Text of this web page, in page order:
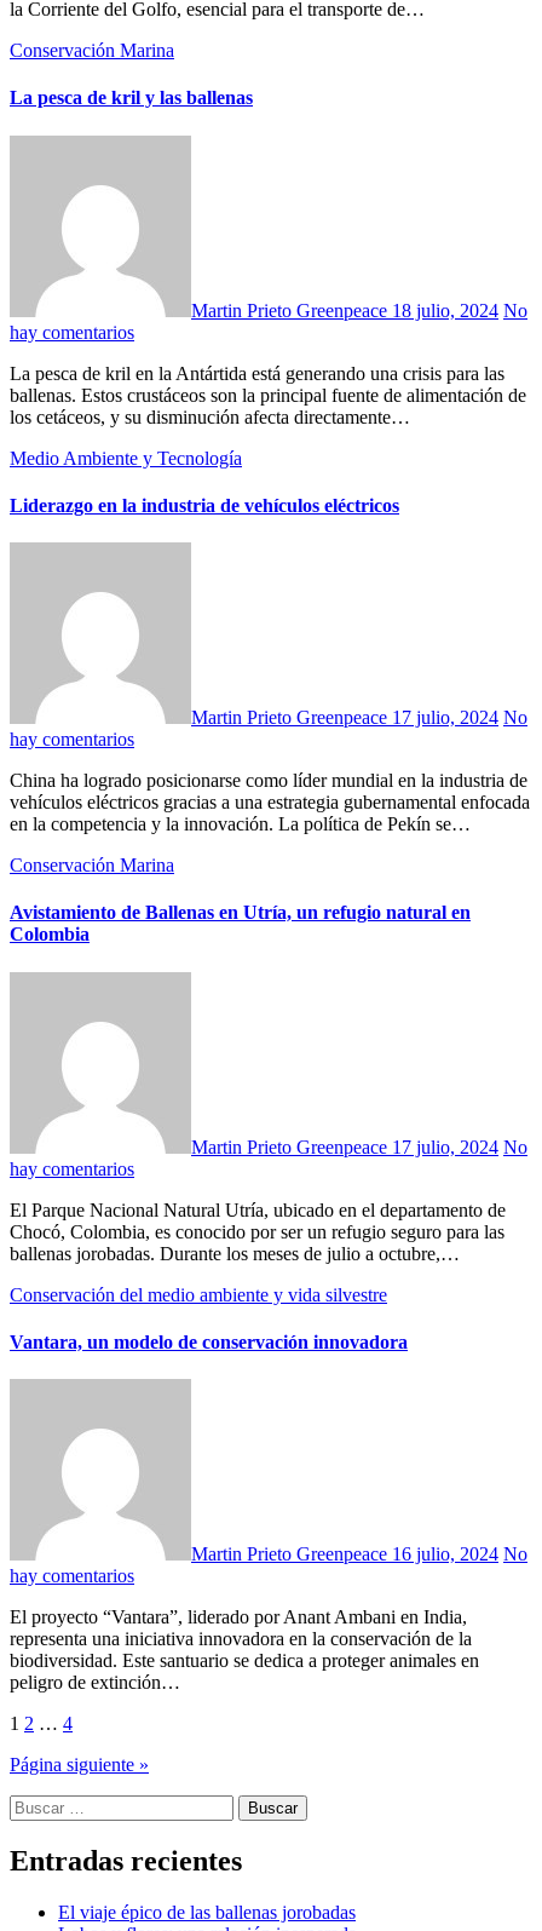
la Corriente del Golfo, esencial para el transporte de…
Conservación Marina
La pesca de kril y las ballenas
Martin Prieto Greenpeace 18 julio, 2024 No
hay comentarios
La pesca de kril en la Antártida está generando una crisis para las
ballenas. Estos crustáceos son la principal fuente de alimentación de
los cetáceos, y su disminución afecta directamente…
Medio Ambiente y Tecnología
Liderazgo en la industria de vehículos eléctricos
Martin Prieto Greenpeace 17 julio, 2024 No
hay comentarios
China ha logrado posicionarse como líder mundial en la industria de
vehículos eléctricos gracias a una estrategia gubernamental enfocada
en la competencia y la innovación. La política de Pekín se…
Conservación Marina
Avistamiento de Ballenas en Utría, un refugio natural en
Colombia
Martin Prieto Greenpeace 17 julio, 2024 No
hay comentarios
El Parque Nacional Natural Utría, ubicado en el departamento de
Chocó, Colombia, es conocido por ser un refugio seguro para las
ballenas jorobadas. Durante los meses de julio a octubre,…
Conservación del medio ambiente y vida silvestre
Vantara, un modelo de conservación innovadora
Martin Prieto Greenpeace 16 julio, 2024 No
hay comentarios
El proyecto “Vantara”, liderado por Anant Ambani en India,
representa una iniciativa innovadora en la conservación de la
biodiversidad. Este santuario se dedica a proteger animales en
peligro de extinción…
Paginación
de
entradas
1 2 … 4
Página siguiente »
Buscar:
Entradas recientes
El viaje épico de las ballenas jorobadas